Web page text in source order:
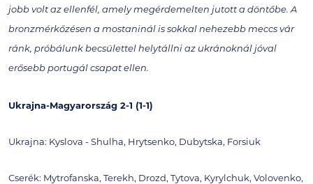
jobb volt az ellenfél, amely megérdemelten jutott a döntőbe. A
bronzmérkőzésen a mostaninál is sokkal nehezebb meccs vár
ránk, próbálunk becsülettel helytállni az ukránoknál jóval
erősebb portugál csapat ellen.
Ukrajna-Magyarország 2-1 (1-1)
Ukrajna: Kyslova - Shulha, Hrytsenko, Dubytska, Forsiuk
Cserék: Mytrofanska, Terekh, Drozd, Tytova, Kyrylchuk, Volovenko,